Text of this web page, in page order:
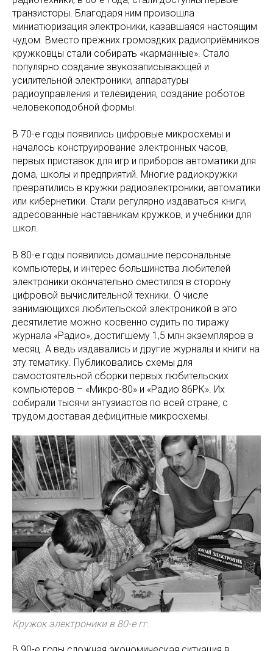
транзисторы. Благодаря ним произошла
миниатюризация электроники, казавшаяся настоящим
чудом. Вместо прежних громоздких радиоприёмников
кружковцы стали собирать «карманные». Стало
популярно создание звукозаписывающей и
усилительной электроники, аппаратуры
радиоуправления и телевидения, создание роботов
человекоподобной формы.
В 70-е годы появились цифровые микросхемы и
началось конструирование электронных часов,
первых приставок для игр и приборов автоматики для
дома, школы и предприятий. Многие радиокружки
превратились в кружки радиоэлектроники, автоматики
или кибернетики. Стали регулярно издаваться книги,
адресованные наставникам кружков, и учебники для
школ.
В 80-е годы появились домашние персональные
компьютеры, и интерес большинства любителей
электроники окончательно сместился в сторону
цифровой вычислительной техники. О числе
занимающихся любительской электроникой в это
десятилетие можно косвенно судить по тиражу
журнала «Радио», достигшему 1,5 млн экземпляров в
месяц. А ведь издавались и другие журналы и книги на
эту тематику. Публиковались схемы для
самостоятельной сборки первых любительских
компьютеров – «Микро-80» и «Радио 86РК». Их
собирали тысячи энтузиастов по всей стране, с
трудом доставая дефицитные микросхемы.
Кружок электроники в 80-е гг.